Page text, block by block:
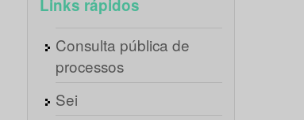
Links rápidos
Consulta pública de
processos
Sei